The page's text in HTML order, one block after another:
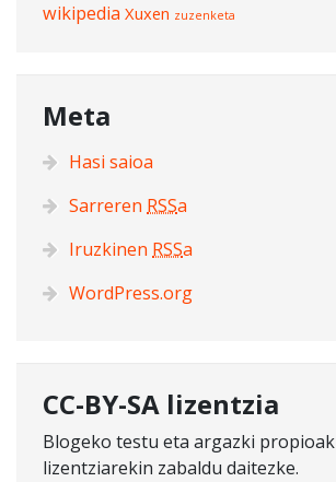
wikipedia Xuxen zuzenketa
Meta
Hasi saioa
Sarreren RSSa
Iruzkinen RSSa
WordPress.org
CC-BY-SA lizentzia
Blogeko testu eta argazki propioak
lizentziarekin zabaldu daitezke.